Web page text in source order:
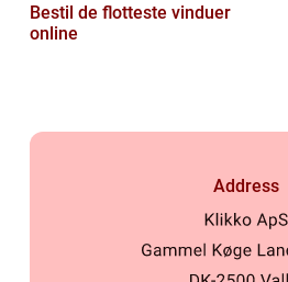
Bestil de flotteste vinduer
online
Address